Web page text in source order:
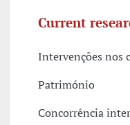
Current
Intervenções nos
Património
Concorrência